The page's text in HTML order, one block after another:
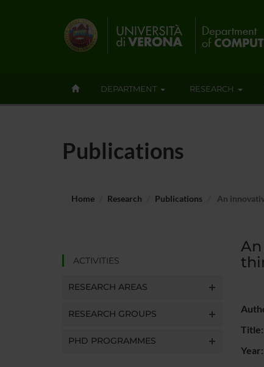
DEPARTMENT RESEARCH
Publications
Home Research Publications An
ACTIVITIES
RESEARCH AREAS
RESEARCH GROUPS
PHD PROGRAMMES
Title:
Year: